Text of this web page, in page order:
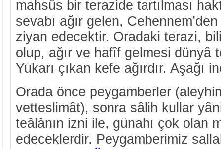
mahsûs bir terazide tartılması
sevabı ağır gelen,
ziyan edecektir. Oradaki terazi,
olup, ağır ve hafîf gelmesi dünyâ
Yukarı çıkan kefe ağırdır. Aşağı
Orada önce peygamberler
vetteslimât), sonra sâlih kullar
teâlânın izni ile, günahı çok olan
edeceklerdir. Peygamberimiz